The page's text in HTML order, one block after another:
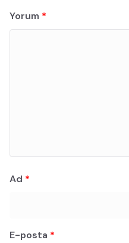
Yorum *
Ad *
E-posta *